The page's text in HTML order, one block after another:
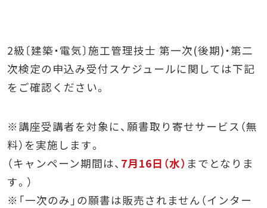
2級〔建築・電気〕施工管理技士 第一次(後期)・第二
次検定の申込み受付スケジュールに関しては下記
をご確認ください。
※講座受講者を対象に、願書取り寄せサービス（無
料）を実施します。
（キャンペーン期間は、 7月16日（水） までとなりま
す。）
※「一次のみ」の願書は販売されません（インター